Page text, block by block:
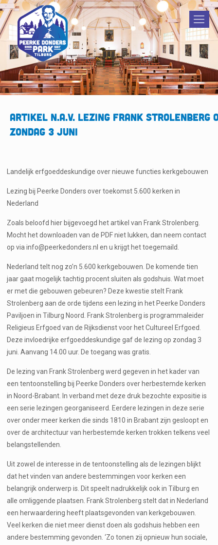
Artikel n.a.v. Lezing Frank Strolenberg
zondag 3 juni
Landelijk erfgoeddeskundige over nieuwe functies kerkgebouwen
Lezing bij Peerke Donders over toekomst 5.600 kerken in
Nederland
Zoals beloofd hier bijgevoegd het artikel van Frank Strolenberg.
Mocht het downloaden van de PDF niet lukken, dan neem contact
op via info@peerkedonders.nl en u krijgt het toegemaild.
Nederland telt nog zo’n 5.600 kerkgebouwen. De komende tien
jaar gaat mogelijk tachtig procent sluiten als godshuis. Wat moet
er met die gebouwen gebeuren? Deze kwestie stelt Frank
Strolenberg aan de orde tijdens een lezing in het Peerke Donders
Paviljoen in Tilburg Noord. Frank Strolenberg is programmaleider
Religieus Erfgoed van de Rijksdienst voor het Cultureel Erfgoed.
Deze invloedrijke erfgoeddeskundige gaf de lezing op zondag 3
juni. Aanvang 14.00 uur. De toegang was gratis.
De lezing van Frank Strolenberg werd gegeven in het kader van
een tentoonstelling bij Peerke Donders over herbestemde kerken
in Noord-Brabant. In verband met deze druk bezochte expositie is
een serie lezingen georganiseerd. Eerdere lezingen in deze serie
over onder meer kerken die sinds 1810 in Brabant zijn gesloopt en
over de architectuur van herbestemde kerken trokken telkens veel
belangstellenden.
Uit zowel de interesse in de tentoonstelling als de lezingen blijkt
dat het vinden van andere bestemmingen voor kerken een
belangrijk onderwerp is. Dit speelt nadrukkelijk ook in Tilburg en
alle omliggende plaatsen. Frank Strolenberg stelt dat in Nederland
een herwaardering heeft plaatsgevonden van kerkgebouwen.
Veel kerken die niet meer dienst doen als godshuis hebben een
andere bestemming gevonden. ‘Zo tonen zij opnieuw hun sociale,